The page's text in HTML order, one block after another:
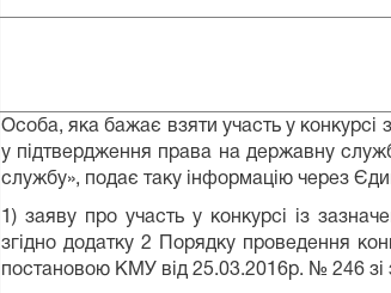
Особа, яка бажає взяти участь у конкурсі
у підтвердження права на державну
службу», подає таку інформацію через
1) заяву про участь у конкурсі із
згідно додатку 2 Порядку проведення
постановою КМУ від 25.03.2016р. № 246 зі